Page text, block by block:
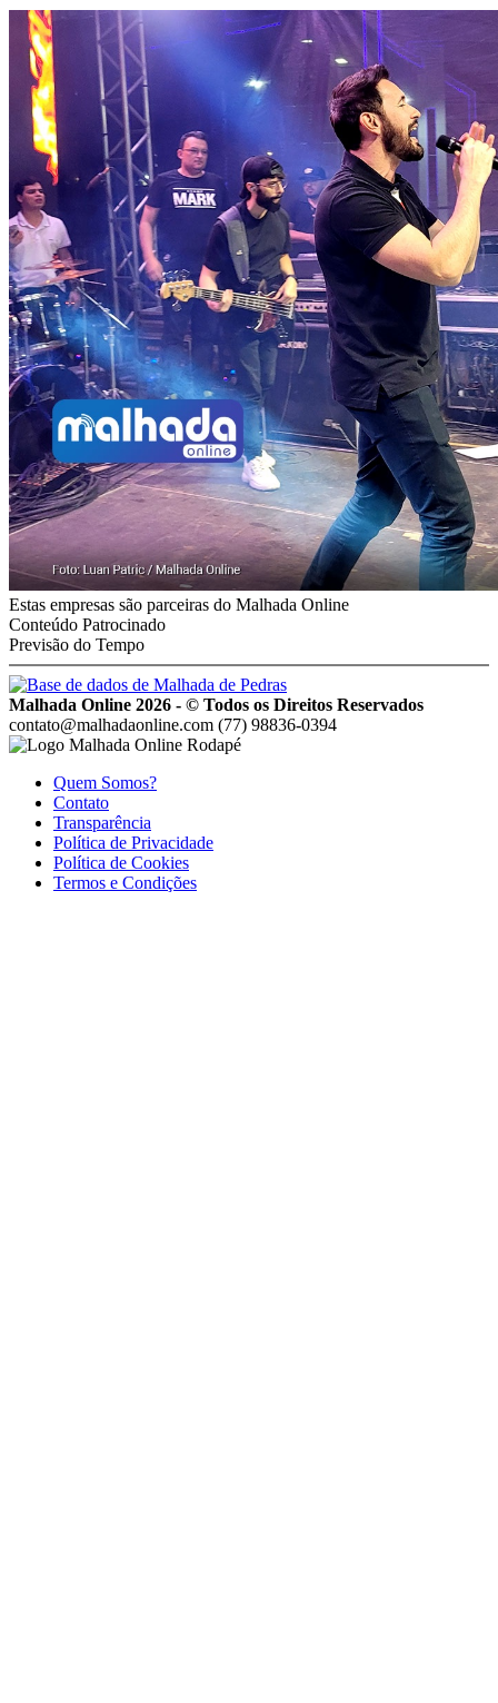
Estas empresas são parceiras do Malhada Online
Conteúdo Patrocinado
Previsão do Tempo
Malhada Online 2026 - © Todos os Direitos Reservados
contato@malhadaonline.com (77) 98836-0394
Quem Somos?
Contato
Transparência
Política de Privacidade
Política de Cookies
Termos e Condições